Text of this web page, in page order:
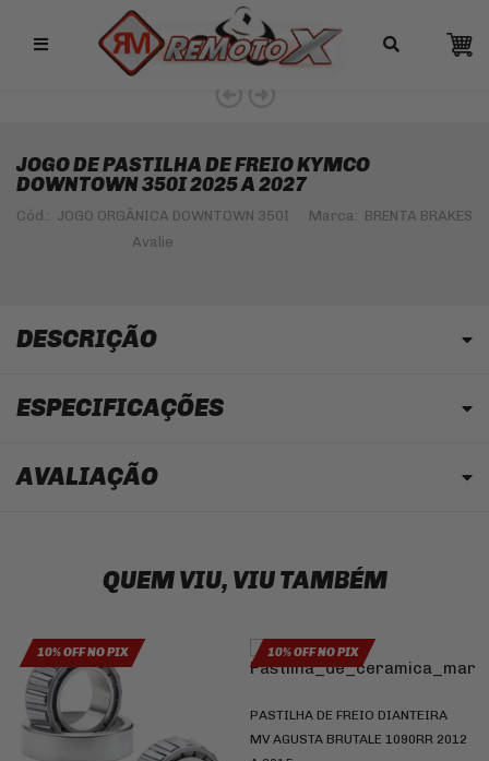
Remotox
JOGO DE PASTILHA DE FREIO KYMCO
DOWNTOWN 350I 2025 A 2027
Cód.: JOGO ORGÂNICA DOWNTOWN 350I Marca: BRENTA BRAKES
DESCRIÇÃO
ESPECIFICAÇÕES
AVALIAÇÃO
QUEM VIU, VIU TAMBÉM
10% OFF NO PIX 10% OFF NO PIX
PASTILHA DE FREIO DIANTEIRA
MV AGUSTA BRUTALE 1090RR 2012